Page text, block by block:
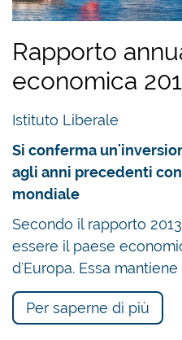
Rapporto
economica
Istituto Liberale
Si conferma
agli anni precedenti
mondiale
Secondo il rapporto
essere il paese
d'Europa. Essa mantiene
Per saperne di più